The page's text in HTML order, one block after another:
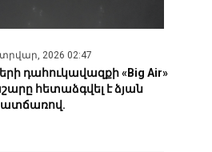
2026 02:47
դահուկավազքի «Big Air»
հետաձգվել է ձյան